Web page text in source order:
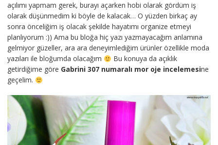
açılımı yapmam gerek, burayı açarken hobi olarak gördüm iş
olarak düşünmedim ki böyle de kalacak… O yüzden birkaç ay
sonra önceliğim iş olacak şekilde hayatımı organize etmeyi
planlıyorum :)) Ama bu bloğa hiç yazı yazmayacağım anlamına
gelmiyor güzeller, ara ara deneyimlediğim ürünler özellikle moda
yazıları ile bloğumda olacağım
Bu konuya da açıklık
getirdiğime göre Gabrini 307 numaralı mor oje incelemesine
geçelim.